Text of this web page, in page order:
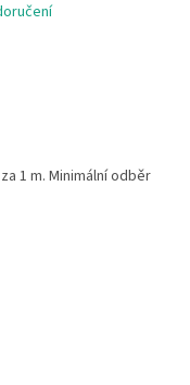
1 m. Minimální odběr